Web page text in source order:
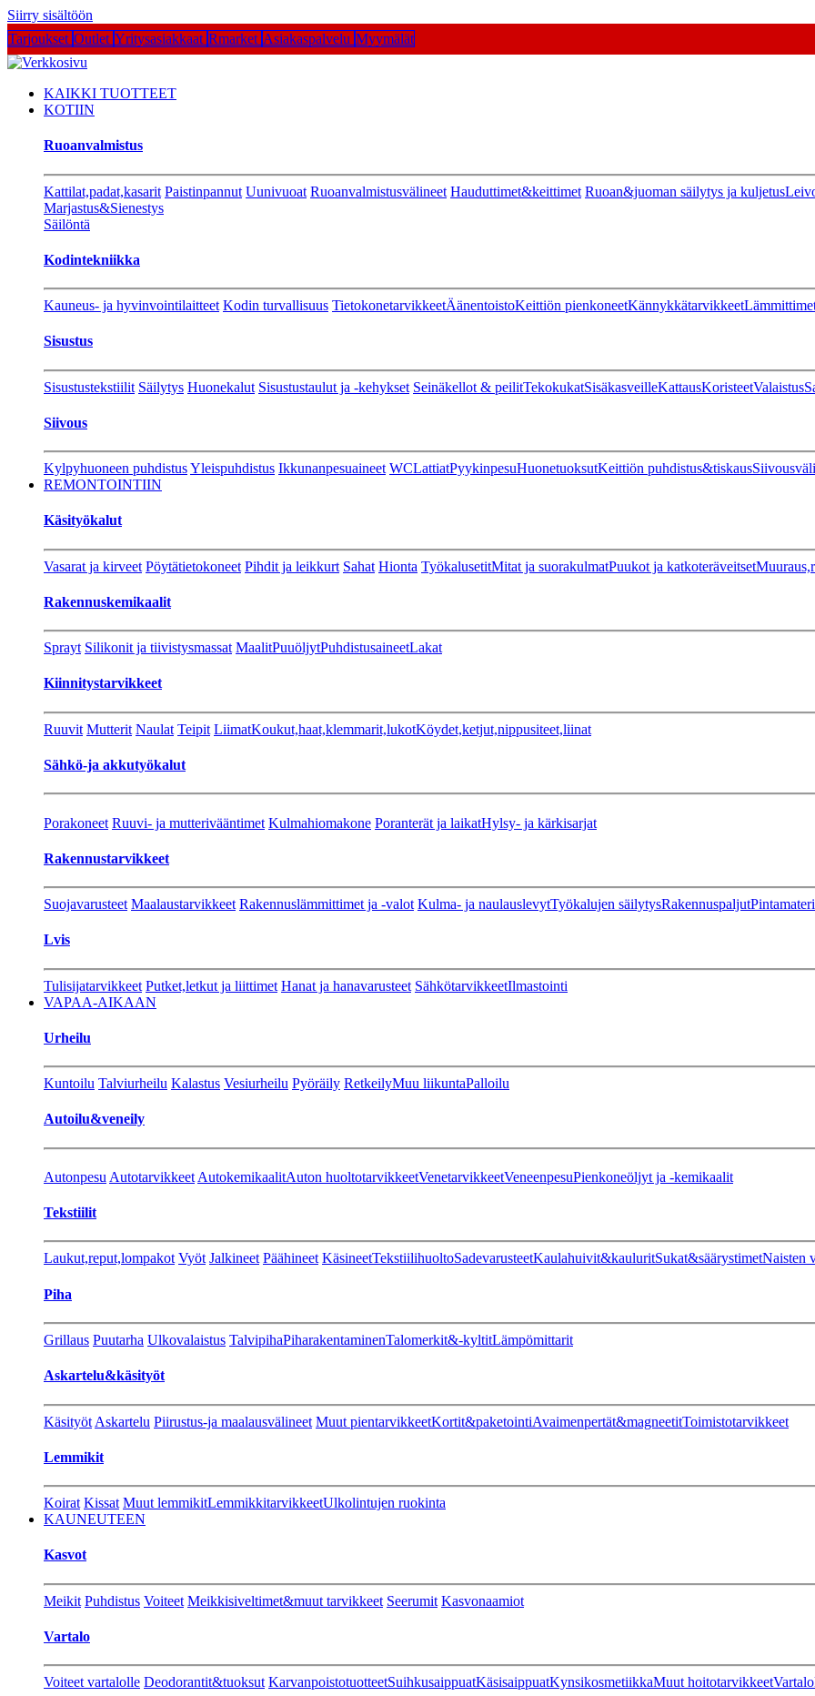
Siirry sisältöön
Tarjoukset Outlet Yritysasiakkaat Rmarket Asiakaspalvelu Myymälät
KAIKKI TUOTTEET
KOTIIN
Ruoanvalmistus
Kattilat,padat,kasarit Paistinpannut Uunivuoat Ruoanvalmistusvälineet Hauduttimet&keittimet Ruoan&juoman säilytys ja kuljetus
Marjastus&Sienestys
Säilöntä
Kodintekniikka
Kauneus- ja hyvinvointilaitteet Kodin turvallisuus TietokonetarvikkeetÄänentoistoKeittiön pienkoneetKännykkätarvikkeet
Sisustus
Sisustustekstiilit Säilytys Huonekalut Sisustustaulut ja -kehykset Seinäkellot & peilitTekokukatSisäkasveilleKattausKoristeetValaistus
Siivous
Kylpyhuoneen puhdistusYleispuhdistus Ikkunanpesuaineet WCLattiatPyykinpesuHuonetuoksutKeittiön puhdistus&tiskaus
REMONTOINTIIN
Käsityökalut
Vasarat ja kirveet Pöytätietokoneet Pihdit ja leikkurt Sahat Hionta TyökalusetitMitat ja suorakulmatPuukot ja katkoteräveitset
Rakennuskemikaalit
Sprayt Silikonit ja tiivistysmassat MaalitPuuöljytPuhdistusaineetLakat
Kiinnitystarvikkeet
Ruuvit Mutterit Naulat Teipit LiimatKoukut,haat,klemmarit,lukotKöydet,ketjut,nippusiteet,liinat
Sähkö-ja akkutyökalut
Porakoneet Ruuvi- ja mutterivääntimet Kulmahiomakone Poranterät ja laikatHylsy- ja kärkisarjat
Rakennustarvikkeet
Suojavarusteet Maalaustarvikkeet Rakennuslämmittimet ja -valot Kulma- ja naulauslevytTyökalujen säilytysRakennuspaljut
Lvis
Tulisijatarvikkeet Putket,letkut ja liittimet Hanat ja hanavarusteet SähkötarvikkeetIlmastointi
VAPAA-AIKAAN
Urheilu
Kuntoilu Talviurheilu Kalastus Vesiurheilu Pyöräily RetkeilyMuu liikuntaPalloilu
Autoilu&veneily
Autonpesu Autotarvikkeet AutokemikaalitAuton huoltotarvikkeetVenetarvikkeetVeneenpesuPienkoneöljyt ja -kemikaalit
Tekstiilit
Laukut,reput,lompakot Vyöt Jalkineet Päähineet KäsineetTekstiilihuoltoSadevarusteetKaulahuivit&kauluritSukat&säärystimetNaisten
Piha
Grillaus Puutarha Ulkovalaistus TalvipihaPiharakentaminenTalomerkit&-kyltitLämpömittarit
Askartelu&käsityöt
Käsityöt Askartelu Piirustus-ja maalausvälineet Muut pientarvikkeetKortit&paketointiAvaimenpertät&magneetitToimistotarvikkeet
Lemmikit
Koirat Kissat Muut lemmikitLemmikkitarvikkeetUlkolintujen ruokinta
KAUNEUTEEN
Kasvot
Meikit Puhdistus Voiteet Meikkisiveltimet&muut tarvikkeet Seerumit Kasvonaamiot
Vartalo
Voiteet vartalolle Deodorantit&tuoksut KarvanpoistotuotteetSuihkusaippuatKäsisaippuatKynsikosmetiikkaMuut hoitotarvikkeet